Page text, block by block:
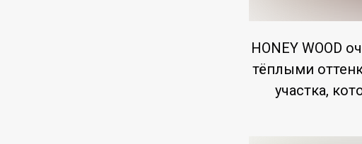
HONEY WOOD
тёплыми
участка,